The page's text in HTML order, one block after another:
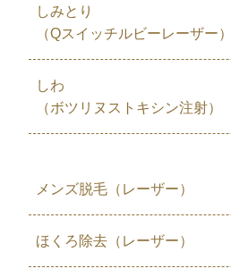
しみとり
（Qスイッチルビーレーザー）
しわ
（ボツリヌストキシン注射）
メンズ脱毛（レーザー）
ほくろ除去（レーザー）